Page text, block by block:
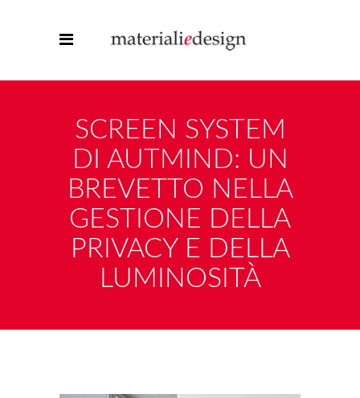
SCREEN SYSTEM
DI AUTMIND: UN
BREVETTO NELLA
GESTIONE DELLA
PRIVACY E DELLA
LUMINOSITÀ